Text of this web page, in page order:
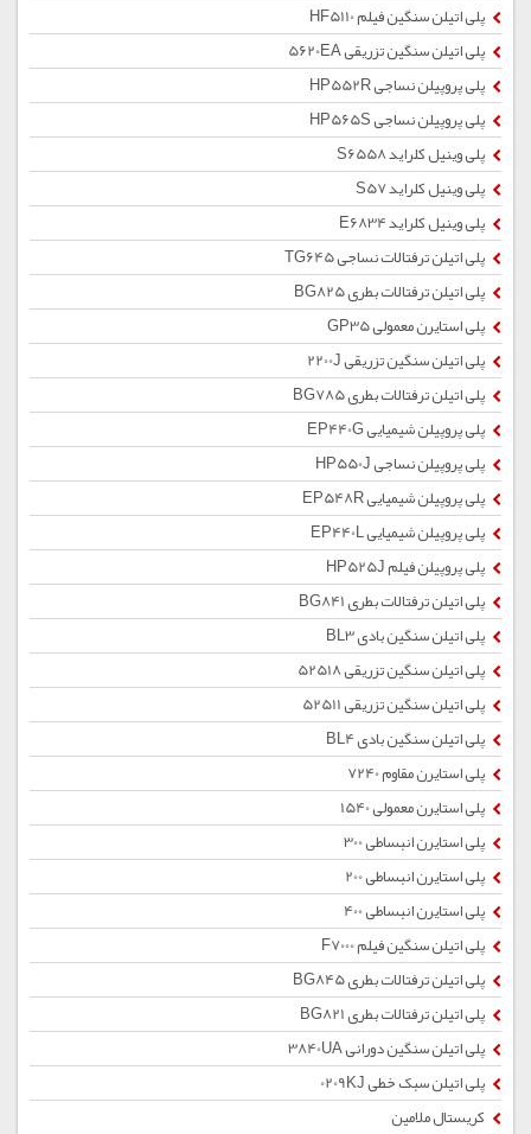
پلی اتیلن سنگین فیلم HF5110
پلی اتیلن سنگین تزریقی 5620EA
پلی پروپیلن نساجی HP552R
پلی پروپیلن نساجی HP565S
پلی وینیل کلراید S6558
پلی وینیل کلراید S57
پلی وینیل کلراید E6834
پلی اتیلن ترفتالات نساجی TG645
پلی اتیلن ترفتالات بطری BG825
پلی استایرن معمولی GP35
پلی اتیلن سنگین تزریقی 2200J
پلی اتیلن ترفتالات بطری BG785
پلی پروپیلن شیمیایی EP440G
پلی پروپیلن نساجی HP550J
پلی پروپیلن شیمیایی EP548R
پلی پروپیلن شیمیایی EP440L
پلی پروپیلن فیلم HP525J
پلی اتیلن ترفتالات بطری BG841
پلی اتیلن سنگین بادی BL3
پلی اتیلن سنگین تزریقی 52518
پلی اتیلن سنگین تزریقی 52511
پلی اتیلن سنگین بادی BL4
پلی استایرن مقاوم 7240
پلی استایرن معمولی 1540
پلی استایرن انبساطی 300
پلی استایرن انبساطی 200
پلی استایرن انبساطی 400
پلی اتیلن سنگین فیلم F7000
پلی اتیلن ترفتالات بطری BG845
پلی اتیلن ترفتالات بطری BG821
پلی اتیلن سنگین دورانی 3840UA
پلی اتیلن سبک خطی 0209KJ
کریستال ملامین